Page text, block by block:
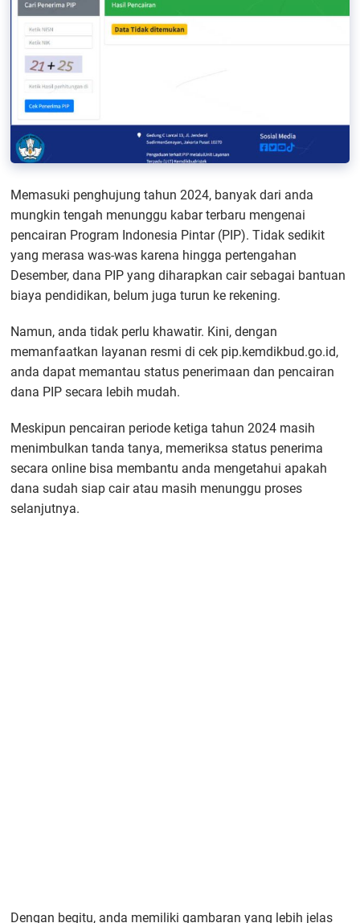
Memasuki penghujung tahun 2024, banyak dari anda
mungkin tengah menunggu kabar terbaru mengenai
pencairan Program Indonesia Pintar (PIP). Tidak sedikit
yang merasa was-was karena hingga pertengahan
Desember, dana PIP yang diharapkan cair sebagai bantuan
biaya pendidikan, belum juga turun ke rekening.
Namun, anda tidak perlu khawatir. Kini, dengan
memanfaatkan layanan resmi di cek pip.kemdikbud.go.id,
anda dapat memantau status penerimaan dan pencairan
dana PIP secara lebih mudah.
Meskipun pencairan periode ketiga tahun 2024 masih
menimbulkan tanda tanya, memeriksa status penerima
secara online bisa membantu anda mengetahui apakah
dana sudah siap cair atau masih menunggu proses
selanjutnya.
Dengan begitu, anda memiliki gambaran yang lebih jelas